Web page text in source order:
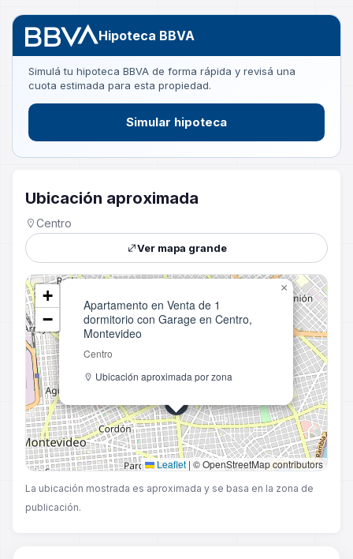
Hipoteca BBVA
Simulá tu hipoteca BBVA de forma rápida y revisá una
cuota estimada para esta propiedad.
Simular hipoteca
Ubicación aproximada
Centro
Ver mapa grande
Apartamento en Venta de 1
dormitorio con Garage en Centro,
Montevideo
Centro
Ubicación aproximada por zona
×
+
−
Leaflet | © OpenStreetMap contributors
La ubicación mostrada es aproximada y se basa en la zona de
publicación.